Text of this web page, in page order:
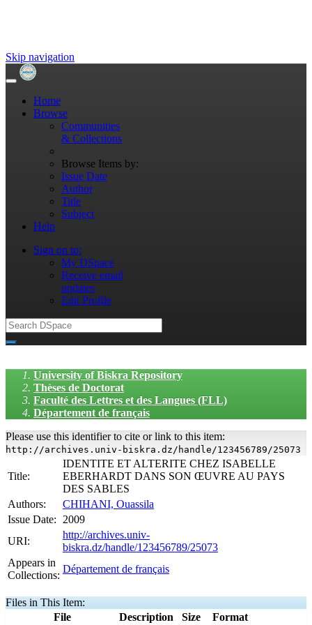
Skip navigation
Home
Browse
Communities
& Collections
Browse Items by:
Issue Date
Author
Title
Subject
Help
Sign on to:
My DSpace
Receive email
updates
Edit Profile
University of Biskra Repository
Thèses de Doctorat
Faculté des Lettres et des Langues (FLL)
Département de français
Please use this identifier to cite or link to this item:
http://archives.univ-biskra.dz/handle/123456789/25073
Title:
IDENTITE ET ALTERITE CHEZ ISABELLE
EBERHARDT DANS SON ŒUVRE AU PAYS
DES SABLES
Authors:
CHIHANI, Ouassila
Issue Date:
2009
URI:
http://archives.univ-
biskra.dz/handle/123456789/25073
Appears in
Collections:
Département de français
Files in This Item:
File
Description Size Format